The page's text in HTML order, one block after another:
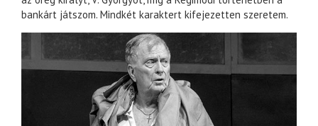
bankárt játszom. Mindkét karaktert kifejezetten szeretem.